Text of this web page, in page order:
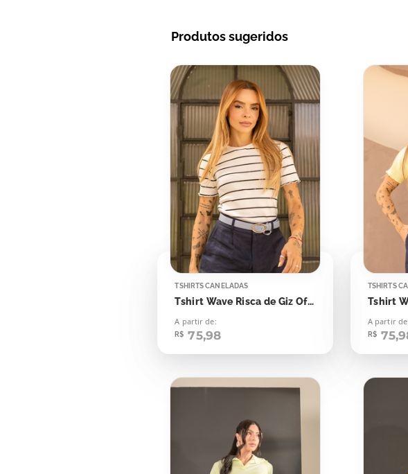
Produtos sugeridos
TSHIRTS CANELADAS
Tshirt Wave Risca de Giz Off Listras Pretas
A partir de:
R$ 75,98
TSHIRTS
Tshirt
A partir de:
R$